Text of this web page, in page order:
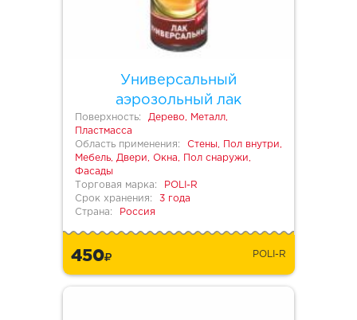
Универсальный
аэрозольный лак
Поверхность:
Дерево, Металл,
Пластмасса
Область применения:
Стены, Пол внутри,
Мебель, Двери, Окна, Пол снаружи,
Фасады
Торговая марка:
POLI-R
Срок хранения:
3 года
Страна:
Россия
450 POLI-R